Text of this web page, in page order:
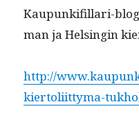
Kaupunki­fil­lari-
man ja Helsin­gin
http://
kiertoliittyma-